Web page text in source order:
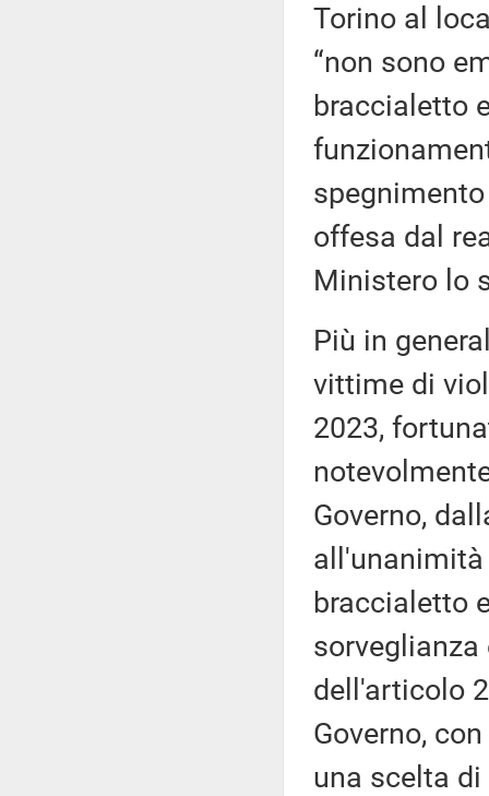
Torino al
“non sono
braccialetto
offesa dal
Ministero lo
Più in
vittime di
2023,
Governo,
braccialetto
dell'articolo
Governo,
una scelta